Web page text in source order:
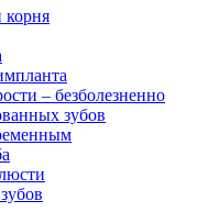
корня
– безболезненно
зубов